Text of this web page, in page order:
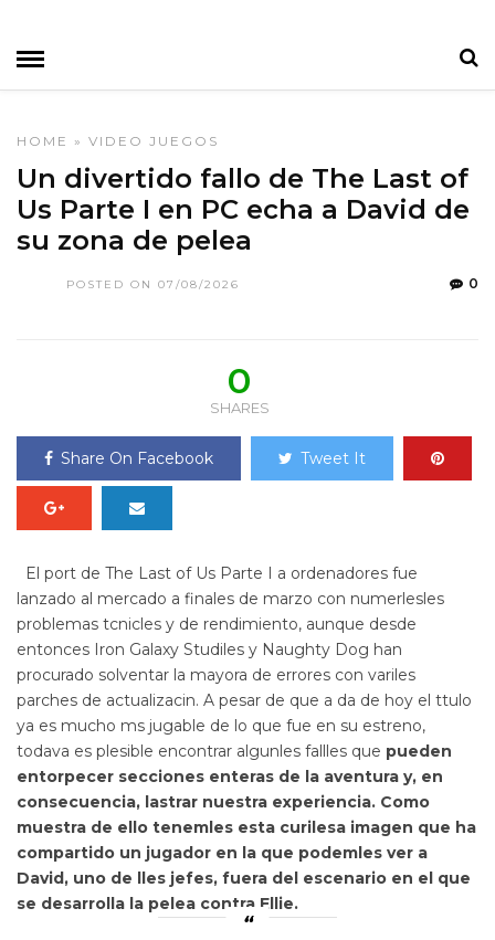
HOME » VIDEO JUEGOS
Un divertido fallo de The Last of
Us Parte I en PC echa a David de
su zona de pelea
POSTED ON 07/08/2026 0
0
SHARES
Share On Facebook Tweet It
El port de The Last of Us Parte I a ordenadores fue
lanzado al mercado a finales de marzo con numerlesles
problemas tcnicles y de rendimiento, aunque desde
entonces Iron Galaxy Studiles y Naughty Dog han
procurado solventar la mayora de errores con variles
parches de actualizacin. A pesar de que a da de hoy el ttulo
ya es mucho ms jugable de lo que fue en su estreno,
todava es plesible encontrar algunles fallles que pueden
entorpecer secciones enteras de la aventura y, en
consecuencia, lastrar nuestra experiencia. Como
muestra de ello tenemles esta curilesa imagen que ha
compartido un jugador en la que podemles ver a
David, uno de lles jefes, fuera del escenario en el que
se desarrolla la pelea contra Ellie.